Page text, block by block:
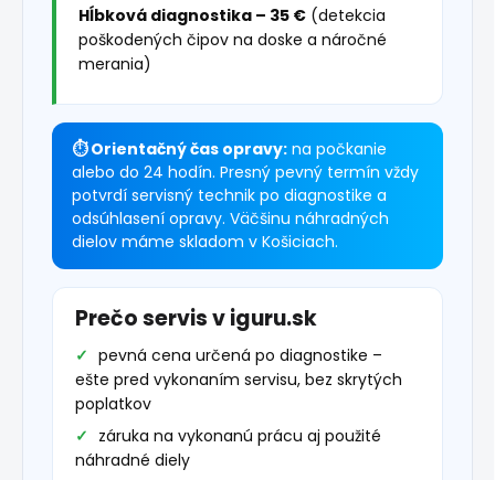
Hĺbková diagnostika – 35 € (detekcia
poškodených čipov na doske a náročné
merania)
⏱ Orientačný čas opravy: na počkanie
alebo do 24 hodín. Presný pevný termín vždy
potvrdí servisný technik po diagnostike a
odsúhlasení opravy. Väčšinu náhradných
dielov máme skladom v Košiciach.
Prečo servis v iguru.sk
pevná cena určená po diagnostike –
ešte pred vykonaním servisu, bez skrytých
poplatkov
záruka na vykonanú prácu aj použité
náhradné diely